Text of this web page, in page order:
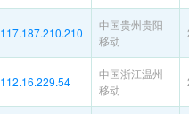
117.187.210.210
中国贵州贵阳
移动
112.16.229.54
中国浙江温州
移动